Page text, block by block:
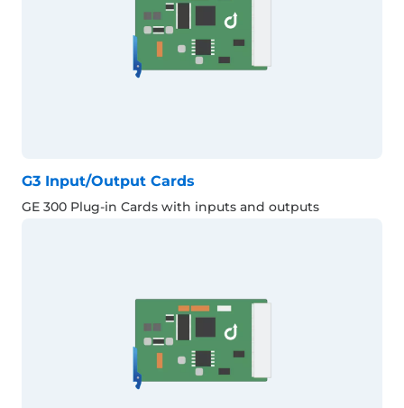
G3 Input/Output Cards
GE 300 Plug-in Cards with inputs and outputs